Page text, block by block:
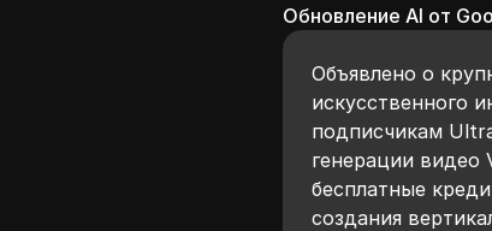
Обновление AI от
Объявлено о
искусственного
подписчикам
генерации видео
бесплатные
создания